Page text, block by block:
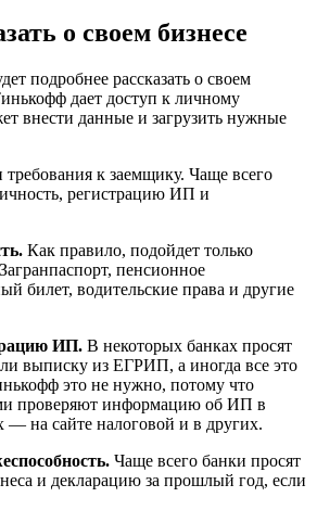
о своем бизнесе
подробнее рассказать о своем
дает доступ к личному
внести данные и загрузить нужные
к заемщику. Чаще всего
регистрацию ИП и
Как правило, подойдет только
пенсионное
билет, водительские права и другие
ИП. В некоторых банках просят
из ЕГРИП, а иногда все это
это не нужно, потому что
проверяют информацию об ИП в
— на сайте налоговой и в других.
Чаще всего банки просят
и декларацию за прошлый год, если